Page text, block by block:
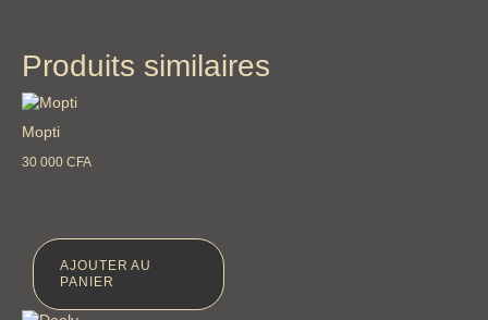
Produits similaires
Mopti
30 000 CFA
AJOUTER AU
PANIER